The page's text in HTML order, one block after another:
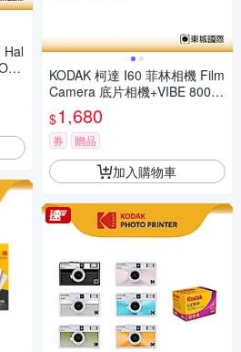
Hal
KODAK 柯達 I60 菲林相機 Film
Camera 底片相機+VIBE 800底
片組
$1,680
券 贈品
加入購物車